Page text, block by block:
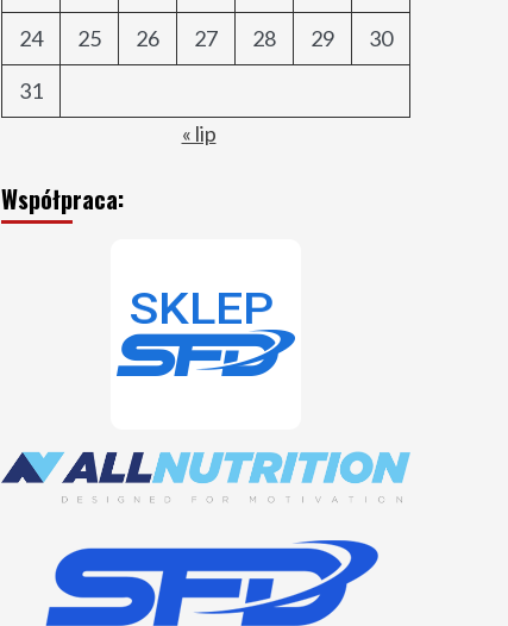
24
25 26 27 28 29
30
31
« lip
Współpraca: